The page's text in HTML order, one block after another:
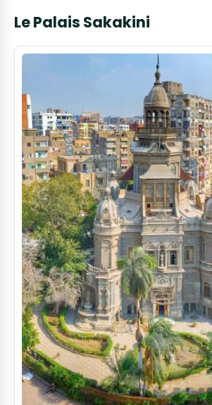
Le Palais Sakakini